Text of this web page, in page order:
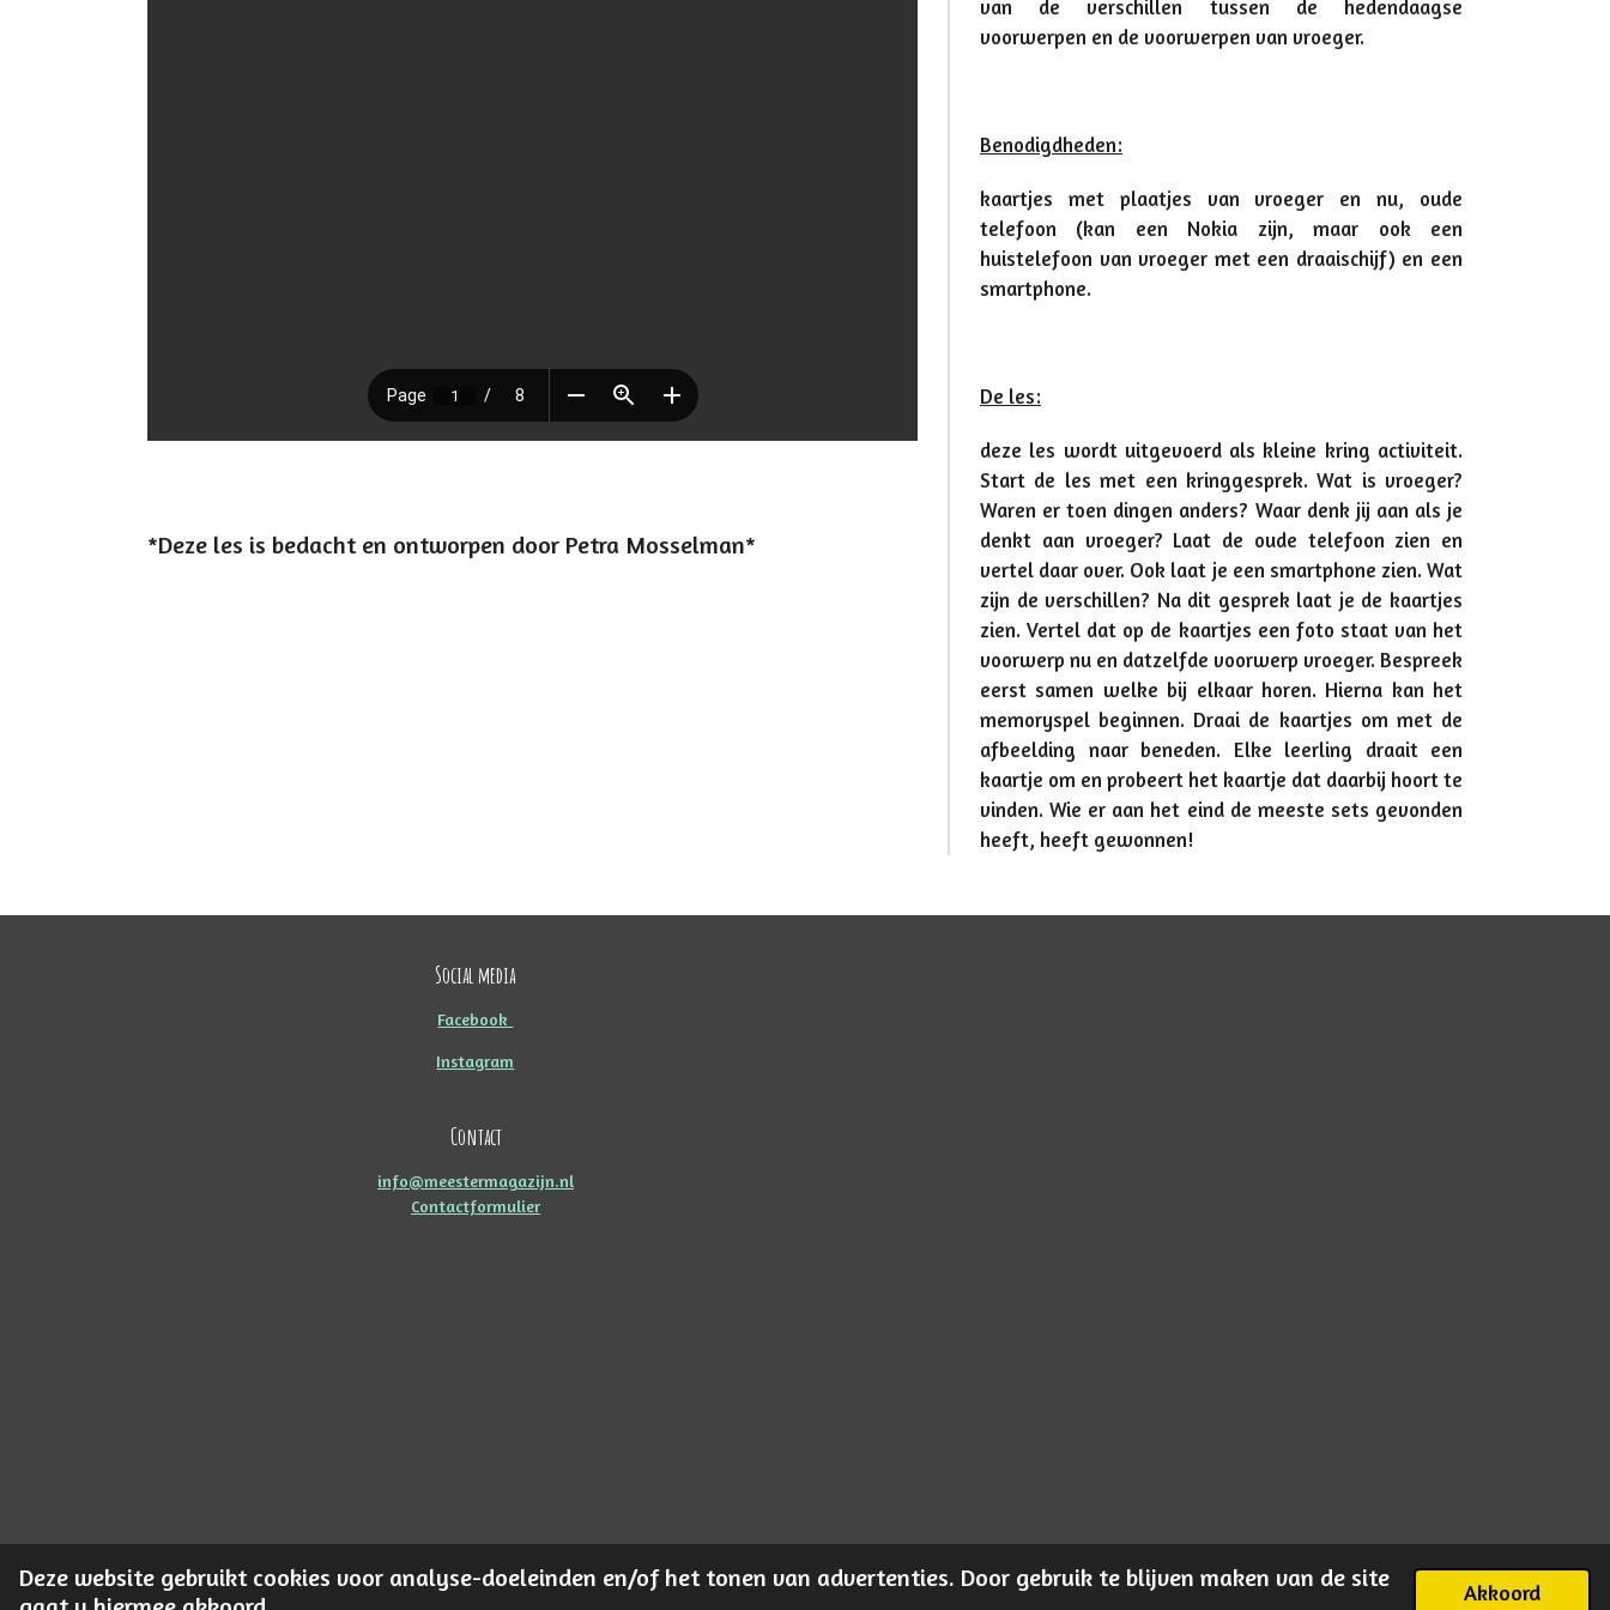
Deze website gebruikt cookies voor analyse-doeleinden en/of het tonen van advertenties. Door gebruik te blijven maken van de site
Akkoord
*Deze les is bedacht en ontworpen door Petra Mosselman*
van de verschillen tussen de hedendaagse
voorwerpen en de voorwerpen van vroeger.
Benodigdheden:
kaartjes met plaatjes van vroeger en nu, oude
telefoon (kan een Nokia zijn, maar ook een
huistelefoon van vroeger met een draaischijf) en een
smartphone.
De les:
deze les wordt uitgevoerd als kleine kring activiteit.
Start de les met een kringgesprek. Wat is vroeger?
Waren er toen dingen anders? Waar denk jij aan als je
denkt aan vroeger? Laat de oude telefoon zien en
vertel daar over. Ook laat je een smartphone zien. Wat
zijn de verschillen? Na dit gesprek laat je de kaartjes
zien. Vertel dat op de kaartjes een foto staat van het
voorwerp nu en datzelfde voorwerp vroeger. Bespreek
eerst samen welke bij elkaar horen. Hierna kan het
memoryspel beginnen. Draai de kaartjes om met de
afbeelding naar beneden. Elke leerling draait een
kaartje om en probeert het kaartje dat daarbij hoort te
vinden. Wie er aan het eind de meeste sets gevonden
heeft, heeft gewonnen!
Social media
Facebook
Instagram
Contact
info@meestermagazijn.nl
Contactformulier
© 2017 - 2026 Meestermagazijn.nl